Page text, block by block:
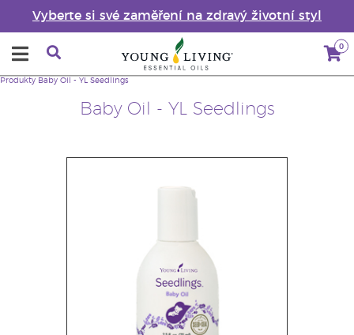
Vyberte si své zaměření na zdravý životní styl
0
Baby Oil - YL Seedlings
Produkty Baby Oil - YL Seedlings